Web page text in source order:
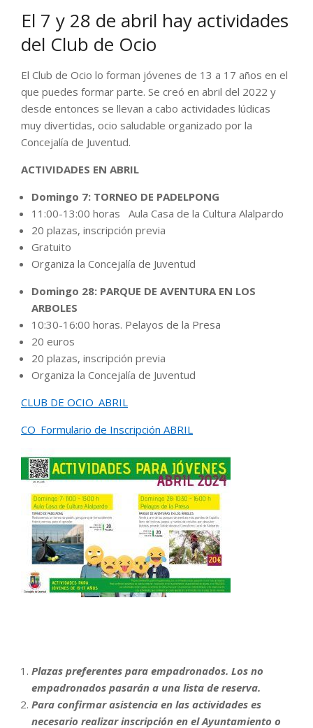
El 7 y 28 de abril hay actividades
del Club de Ocio
El Club de Ocio lo forman jóvenes de 13 a 17 años en el
que puedes formar parte. Se creó en abril del 2022 y
desde entonces se llevan a cabo actividades lúdicas
muy divertidas, ocio saludable organizado por la
Concejalía de Juventud.
ACTIVIDADES EN ABRIL
Domingo 7: TORNEO DE PADELPONG
11:00-13:00 horas Aula Casa de la Cultura Alalpardo
20 plazas, inscripción previa
Gratuito
Organiza la Concejalía de Juventud
Domingo 28: PARQUE DE AVENTURA EN LOS
ARBOLES
10:30-16:00 horas. Pelayos de la Presa
20 euros
20 plazas, inscripción previa
Organiza la Concejalía de Juventud
CLUB DE OCIO_ABRIL
CO_Formulario de Inscripción ABRIL
Plazas preferentes para empadronados. Los no
empadronados pasarán a una lista de reserva.
Para confirmar asistencia en las actividades es
necesario realizar inscripción en el Ayuntamiento o